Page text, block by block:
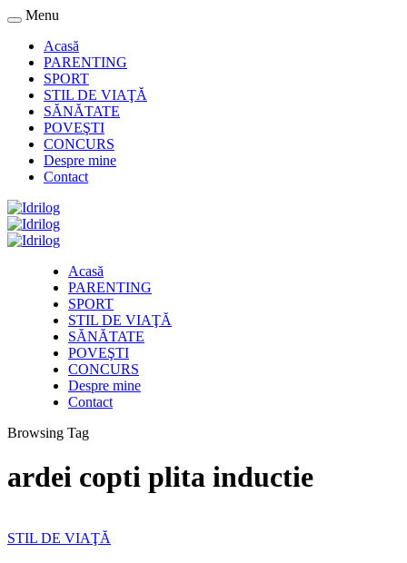
Menu
Acasă
PARENTING
SPORT
STIL DE VIAŢĂ
SĂNĂTATE
POVEŞTI
CONCURS
Despre mine
Contact
Acasă
PARENTING
SPORT
STIL DE VIAŢĂ
SĂNĂTATE
POVEŞTI
CONCURS
Despre mine
Contact
Browsing Tag
ardei copti plita inductie
STIL DE VIAŢĂ